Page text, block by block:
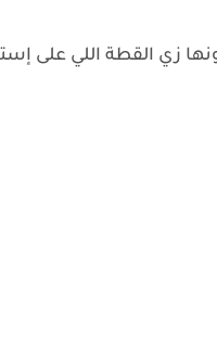
زي القطة اللي على